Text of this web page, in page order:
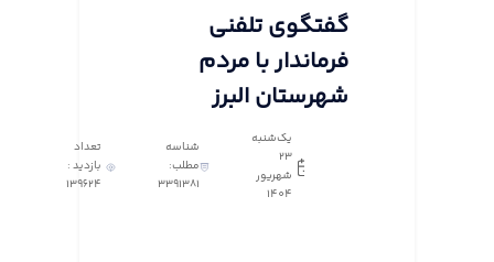
گفتگوی تلفنی
فرماندار با مردم
شهرستان البرز
یک‌شنبه
23
شهریور
1404
شناسه
مطلب:
3391381
تعداد
بازدید :
139624